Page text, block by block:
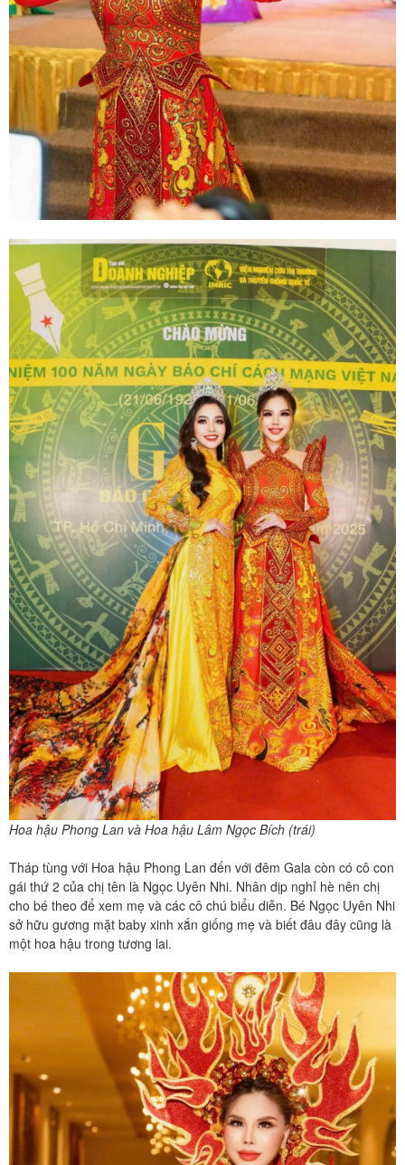
Hoa hậu Phong Lan và Hoa hậu Lâm Ngọc Bích (trái)
Tháp tùng với Hoa hậu Phong Lan đến với đêm Gala còn có cô con
gái thứ 2 của chị tên là Ngọc Uyên Nhi. Nhân dịp nghỉ hè nên chị
cho bé theo để xem mẹ và các cô chú biểu diễn. Bé Ngọc Uyên Nhi
sở hữu gương mặt baby xinh xắn giống mẹ và biết đâu đây cũng là
một hoa hậu trong tương lai.